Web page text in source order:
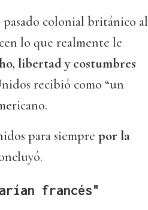
pasado colonial británico al
lo que realmente le
libertad y costumbres
recibió como “un
para siempre por la
francés"